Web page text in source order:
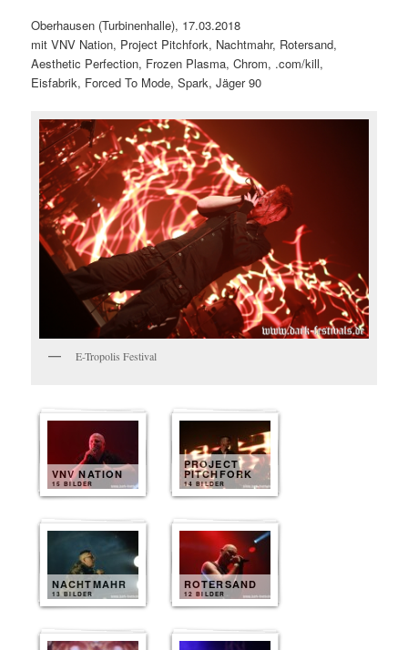
Oberhausen (Turbinenhalle), 17.03.2018
mit VNV Nation, Project Pitchfork, Nachtmahr, Rotersand,
Aesthetic Perfection, Frozen Plasma, Chrom, .com/kill,
Eisfabrik, Forced To Mode, Spark, Jäger 90
E-Tropolis Festival
VNV NATION
15 BILDER
PROJECT
PITCHFORK
14 BILDER
NACHTMAHR
13 BILDER
ROTERSAND
12 BILDER